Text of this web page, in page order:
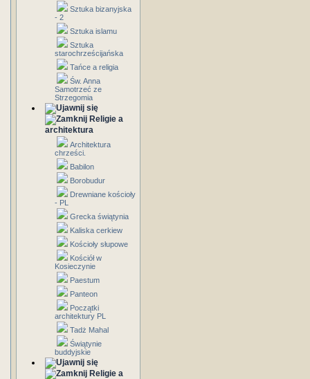
Sztuka bizanyjska
- 2
Sztuka islamu
Sztuka
starochrześcijańska
Tańce a religia
Św. Anna
Samotrzeć ze
Strzegomia
Religie a
architektura
Architektura
chrześci.
Babilon
Borobudur
Drewniane kościoły
- PL
Grecka świątynia
Kaliska cerkiew
Kościoły słupowe
Kościół w
Kosieczynie
Paestum
Panteon
Początki
architektury PL
Tadż Mahal
Świątynie
buddyjskie
Religie a